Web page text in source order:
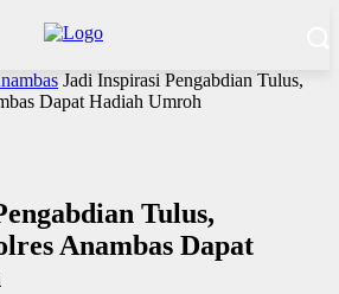
Jadi Inspirasi Pengabdian Tulus,
Dapat Hadiah Umroh
Tulus,
Anambas Dapat